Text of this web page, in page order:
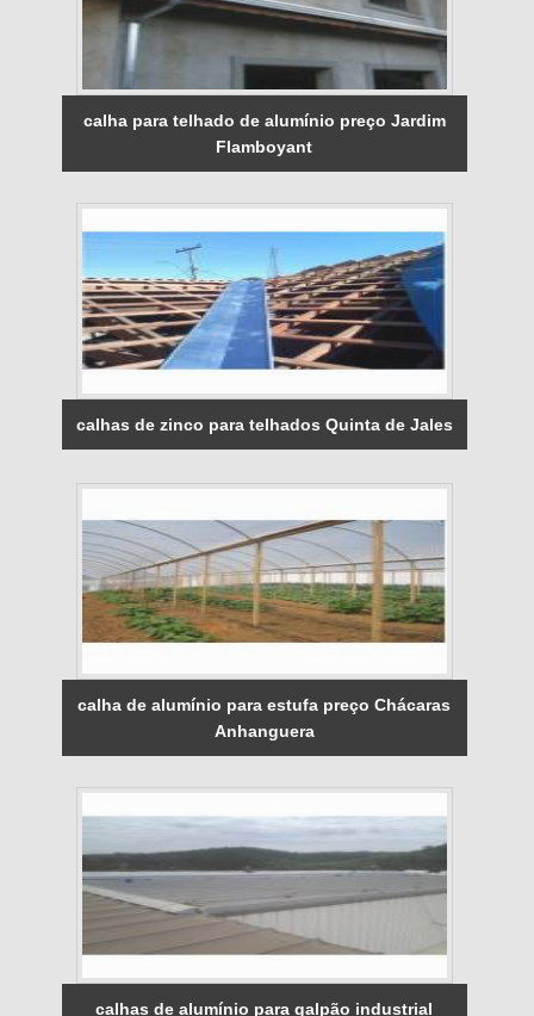
calha para telhado de alumínio preço Jardim
Flamboyant
calhas de zinco para telhados Quinta de Jales
calha de alumínio para estufa preço Chácaras
Anhanguera
calhas de alumínio para galpão industrial